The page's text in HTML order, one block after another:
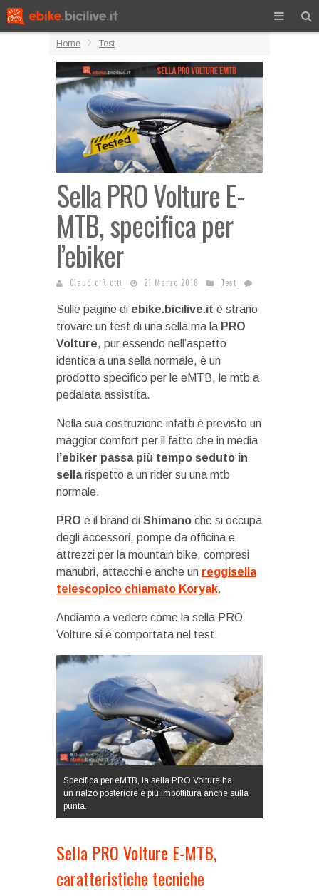
Home Test
Sella PRO Volture E-
MTB, specifica per
l’ebiker
Claudio Riotti 21 Marzo 2018 Test
Sulle pagine di ebike.bicilive.it è strano
trovare un test di una sella ma la PRO
Volture, pur essendo nell’aspetto
identica a una sella normale, è un
prodotto specifico per le eMTB, le mtb a
pedalata assistita.
Nella sua costruzione infatti è previsto un
maggior comfort per il fatto che in media
l’ebiker passa più tempo seduto in
sellarispetto a un rider su una mtb
normale.
PRO è il brand di Shimano che si occupa
degli accessori, pompe da officina e
attrezzi per la mountain bike, compresi
manubri, attacchi e anche un reggisella
telescopico chiamato Koryak.
Andiamo a vedere come la sella PRO
Volture si è comportata nel test.
Specifica per eMTB, la sella PRO Volture ha
un rialzo posteriore e più imbottitura anche sulla
punta.
Sella PRO Volture E-MTB,
caratteristiche tecniche